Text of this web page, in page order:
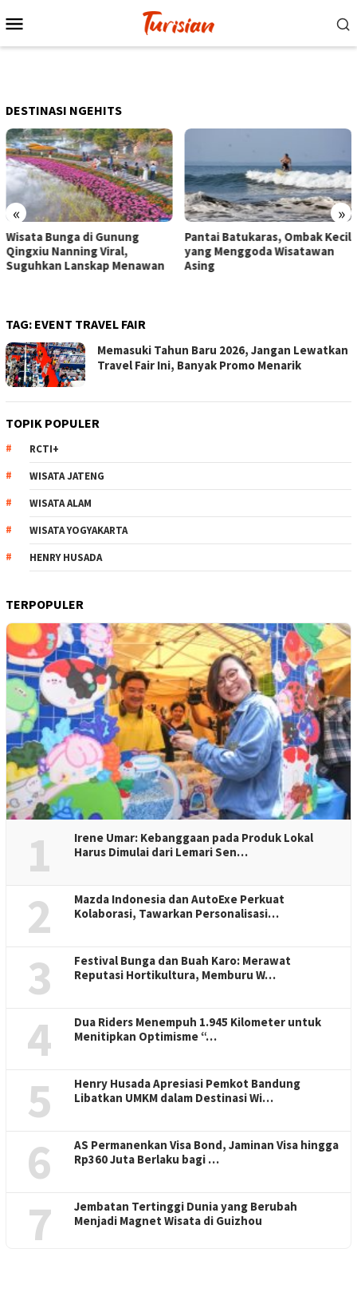
ke
Mobile
DESTINASI NGEHITS
« »
Pantai Batukaras, Ombak Kecil
yang Menggoda Wisatawan
Asing
Senja di Pantai Pangandaran,
Wisatawan Menikmati Sore
dengan Bermain hingga
TAG: EVENT TRAVEL FAIR
Memasuki Tahun Baru 2026, Jangan Lewatkan
Travel Fair Ini, Banyak Promo Menarik
TOPIK POPULER
RCTI+
WISATA JATENG
WISATA ALAM
WISATA YOGYAKARTA
HENRY HUSADA
TERPOPULER
1
Irene Umar: Kebanggaan pada Produk Lokal
Harus Dimulai dari Lemari Sen…
2
Mazda Indonesia dan AutoExe Perkuat
Kolaborasi, Tawarkan Personalisasi…
3
Festival Bunga dan Buah Karo: Merawat
Reputasi Hortikultura, Memburu W…
4
Dua Riders Menempuh 1.945 Kilometer untuk
Menitipkan Optimisme “…
5
Henry Husada Apresiasi Pemkot Bandung
Libatkan UMKM dalam Destinasi Wi…
6
AS Permanenkan Visa Bond, Jaminan Visa hingga
Rp360 Juta Berlaku bagi …
7
Jembatan Tertinggi Dunia yang Berubah
Menjadi Magnet Wisata di Guizhou